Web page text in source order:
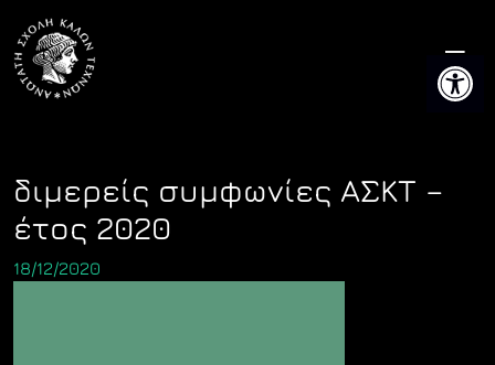
content
διμερείς συμφωνίες ΑΣΚΤ –
έτος 2020
18/12/2020